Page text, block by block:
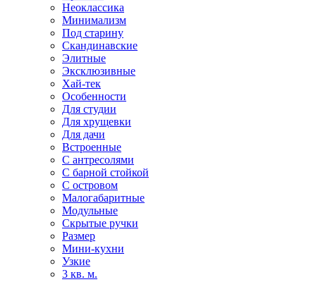
Неоклассика
Минимализм
Под старину
Скандинавские
Элитные
Эксклюзивные
Хай-тек
Особенности
Для студии
Для хрущевки
Для дачи
Встроенные
С антресолями
С барной стойкой
С островом
Малогабаритные
Модульные
Скрытые ручки
Размер
Мини-кухни
Узкие
3 кв. м.